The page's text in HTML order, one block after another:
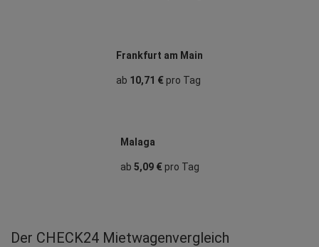
Frankfurt am Main
ab 10,71 € pro Tag
Malaga
ab 5,09 €pro Tag
Der CHECK24 Mietwagenvergleich